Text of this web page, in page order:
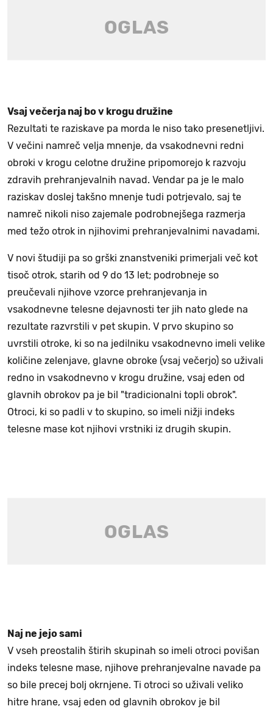
Vsaj večerja naj bo v krogu družine
Rezultati te raziskave pa morda le niso tako presenetljivi.
V večini namreč velja mnenje, da vsakodnevni redni
obroki v krogu celotne družine pripomorejo k razvoju
zdravih prehranjevalnih navad. Vendar pa je le malo
raziskav doslej takšno mnenje tudi potrjevalo, saj te
namreč nikoli niso zajemale podrobnejšega razmerja
med težo otrok in njihovimi prehranjevalnimi navadami.
V novi študiji pa so grški znanstveniki primerjali več kot
tisoč otrok, starih od 9 do 13 let; podrobneje so
preučevali njihove vzorce prehranjevanja in
vsakodnevne telesne dejavnosti ter jih nato glede na
rezultate razvrstili v pet skupin. V prvo skupino so
uvrstili otroke, ki so na jedilniku vsakodnevno imeli velike
količine zelenjave, glavne obroke (vsaj večerjo) so uživali
redno in vsakodnevno v krogu družine, vsaj eden od
glavnih obrokov pa je bil "tradicionalni topli obrok".
Otroci, ki so padli v to skupino, so imeli nižji indeks
telesne mase kot njihovi vrstniki iz drugih skupin.
Naj ne jejo sami
V vseh preostalih štirih skupinah so imeli otroci povišan
indeks telesne mase, njihove prehranjevalne navade pa
so bile precej bolj okrnjene. Ti otroci so uživali veliko
hitre hrane, vsaj eden od glavnih obrokov je bil